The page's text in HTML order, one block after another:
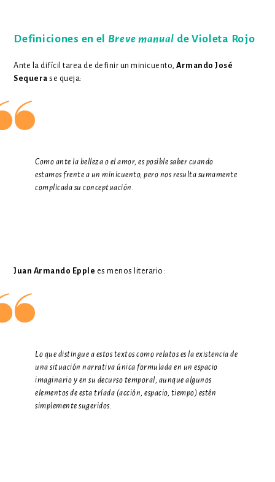
Definiciones en el Breve manual de Violeta Rojo
Ante la difícil tarea de definir un minicuento,Armando José
Sequera se queja:
Como ante la belleza o el amor, es posible saber cuando
estamos frente a un minicuento, pero nos resulta sumamente
complicada su conceptuación.
Juan Armando Epple es menos literario:
Lo que distingue a estos textos como relatos es la existencia de
una situación narrativa única formulada en un espacio
imaginario y en su decurso temporal, aunque algunos
elementos de esta tríada (acción, espacio, tiempo) estén
simplemente sugeridos.